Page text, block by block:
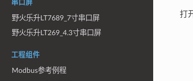
串口屏
野火乐升LT7689_7寸串口屏
野火乐升LT269_4.3寸串口屏
工程组件
Modbus参考例程
打